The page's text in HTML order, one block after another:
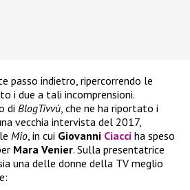
passo indietro, ripercorrendo le
i due a tali incomprensioni.
di BlogTivvù, che ne ha riportato i
vecchia intervista del 2017,
Mio, in cui Giovanni Ciacci ha speso
Mara Venier. Sulla presentatrice
una delle donne della TV meglio